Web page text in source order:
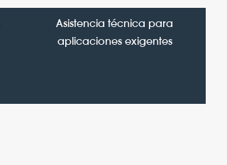
Asistencia técnica para
aplicaciones exigentes